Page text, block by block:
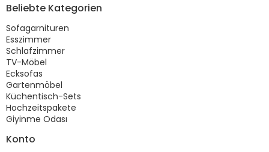
Beliebte Kategorien
Sofagarnituren
Esszimmer
Schlafzimmer
TV-Möbel
Ecksofas
Gartenmöbel
Küchentisch-Sets
Hochzeitspakete
Giyinme Odası
Konto